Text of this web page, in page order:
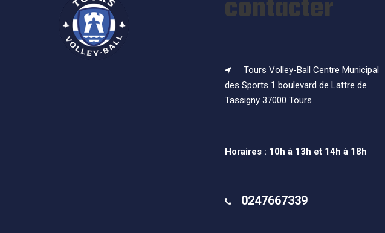
contacter
Tours Volley-Ball Centre Municipal
des Sports 1 boulevard de Lattre de
Tassigny 37000 Tours
Horaires : 10h à 13h et 14h à 18h
0247667339